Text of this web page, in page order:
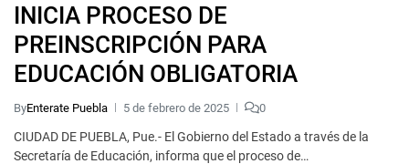
INICIA PROCESO DE
PREINSCRIPCIÓN PARA
EDUCACIÓN OBLIGATORIA
ByEnterate Puebla 5 de febrero de 2025 0
CIUDAD DE PUEBLA, Pue.- El Gobierno del Estado a través de la
Secretaría de Educación, informa que el proceso de…